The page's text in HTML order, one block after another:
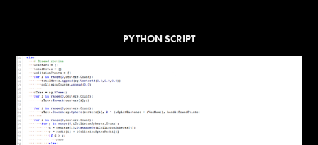
PYTHON SCRIPT